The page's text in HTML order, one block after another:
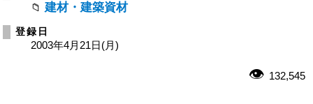
建材・建築資材
登録日
2003年4月21日(月)
132,545